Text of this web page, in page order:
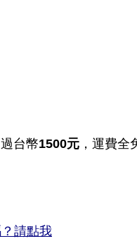
台幣1500元 ，運費全
請點我